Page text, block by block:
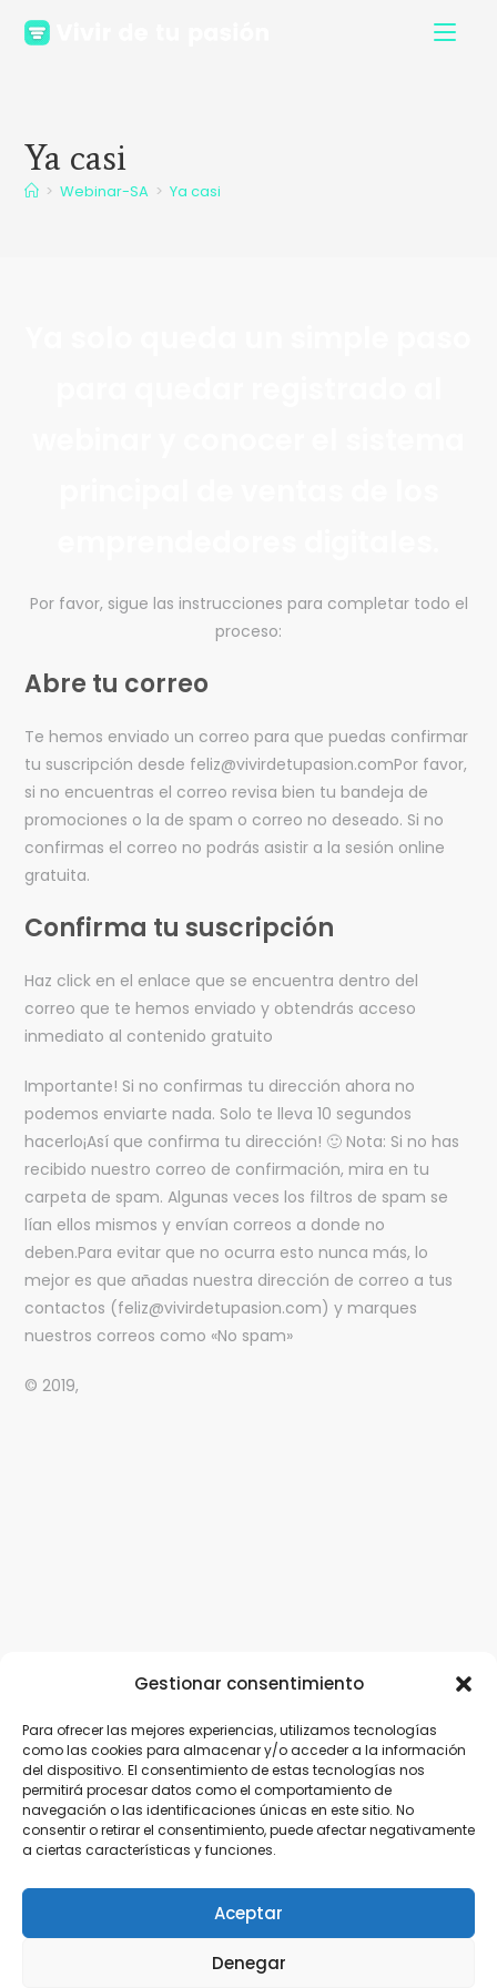
Gestionar consentimiento
Para ofrecer las mejores experiencias, utilizamos tecnologías
como las cookies para almacenar y/o acceder a la información
del dispositivo. El consentimiento de estas tecnologías nos
permitirá procesar datos como el comportamiento de
navegación o las identificaciones únicas en este sitio. No
consentir o retirar el consentimiento, puede afectar negativamente
a ciertas características y funciones.
Aceptar
Denegar
Ya casi
> Webinar-SA > Ya casi
Por favor, sigue las instrucciones para completar todo el
proceso:
Abre tu correo
Te hemos enviado un correo para que puedas confirmar
tu suscripción desde feliz@vivirdetupasion.comPor favor,
si no encuentras el correo revisa bien tu bandeja de
promociones o la de spam o correo no deseado. Si no
confirmas el correo no podrás asistir a la sesión online
gratuita.
Confirma tu suscripción
Haz click en el enlace que se encuentra dentro del
correo que te hemos enviado y obtendrás acceso
inmediato al contenido gratuito
Importante! Si no confirmas tu dirección ahora no
podemos enviarte nada. Solo te lleva 10 segundos
hacerlo¡Así que confirma tu dirección! 🙂 Nota: Si no has
recibido nuestro correo de confirmación, mira en tu
carpeta de spam. Algunas veces los filtros de spam se
lían ellos mismos y envían correos a donde no
deben.Para evitar que no ocurra esto nunca más, lo
mejor es que añadas nuestra dirección de correo a tus
contactos (feliz@vivirdetupasion.com) y marques
nuestros correos como «No spam»
© 2019,